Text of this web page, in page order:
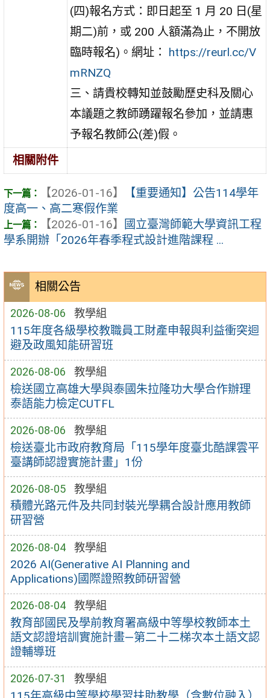
相關公告
2026-08-06 教學組
115年度各級學校教職員工財產申報與利益衝突迴
避及政風知能研習班
2026-08-06 教學組
檢送國立高雄大學與泰國朱拉隆功大學合作辦理
泰語能力檢定CUTFL
2026-08-06 教學組
檢送臺北市政府教育局「115學年度臺北酷課雲平
臺講師認證實施計畫」1份
2026-08-05 教學組
積體光路元件及共同封裝光學耦合設計應用教師
研習營
2026-08-04 教學組
2026 AI(Generative AI Planning and
Applications)國際證照教師研習營
2026-08-04 教學組
教育部國民及學前教育署高級中等學校教師本土
語文認證培訓實施計畫—第二十二梯次本土語文認
證輔導班
2026-07-31 教學組
(四)報名方式：即日起至 1 月 20 日(星
期二)前，或 200 人額滿為止，不開放
臨時報名)。網址： https://reurl.cc/V
mRNZQ
三、請貴校轉知並鼓勵歷史科及關心
本議題之教師踴躍報名參加，並請惠
予報名教師公(差)假。
相關附件
【2026-01-16】
【重要通知】公告114學年
度高一、高二寒假作業
【2026-01-16】
國立臺灣師範大學資訊工程
學系開辦「2026年春季程式設計進階課程 ...